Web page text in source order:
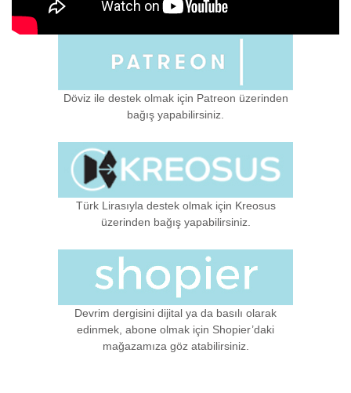
Döviz ile destek olmak için Patreon üzerinden
bağış yapabilirsiniz.
Türk Lirasıyla destek olmak için Kreosus
üzerinden bağış yapabilirsiniz.
Devrim dergisini dijital ya da basılı olarak
edinmek, abone olmak için Shopier’daki
mağazamıza göz atabilirsiniz.